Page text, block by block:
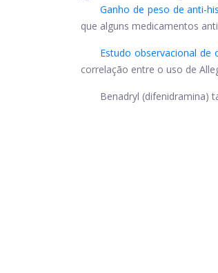
Ganho de peso de anti-
que alguns medicamentos
Estudo observacional de
correlação entre o uso de
Benadryl (difenidramina)